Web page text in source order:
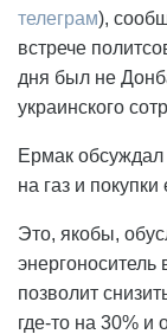
телеграм),
встрече
дня был не
украинского
Ермак
на газ и
Это, якобы,
позволит
где-то на 30% и